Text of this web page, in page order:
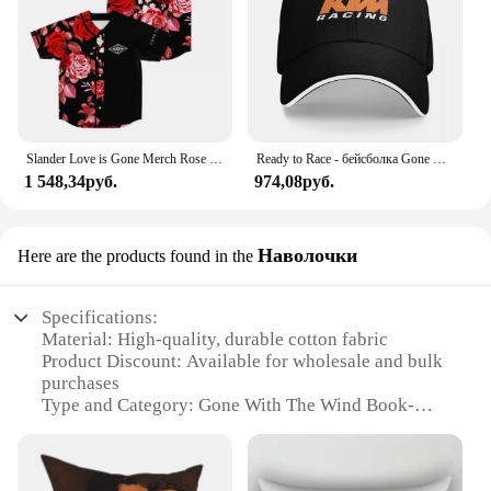
1 548,34руб. 974,08руб.
Here are the products found in the Наволочки
Specifications:
Material: High-quality, durable cotton fabric
Product Discount: Available for wholesale and bulk
purchases
Type and Category: Gone With The Wind Book-
Design and Style: Inspired by the iconic novel,
featuring vintage artwork